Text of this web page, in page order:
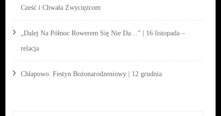
Cześć i Chwała Zwycięzcom
„Dalej Na Północ Rowerem Się Nie Da…” | 16 listopada –
relacja
Chłapowo. Festyn Bożonarodzeniowy | 12 grudnia